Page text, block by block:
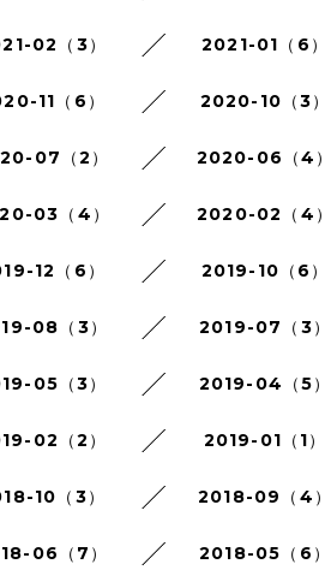
02（3） 2021-01（6）
11（6） 2020-10（3）
07（2） 2020-06（4）
03（4） 2020-02（4）
12（6） 2019-10（6）
08（3） 2019-07（3）
05（3） 2019-04（5）
02（2） 2019-01（1）
10（3） 2018-09（4）
06（7） 2018-05（6）